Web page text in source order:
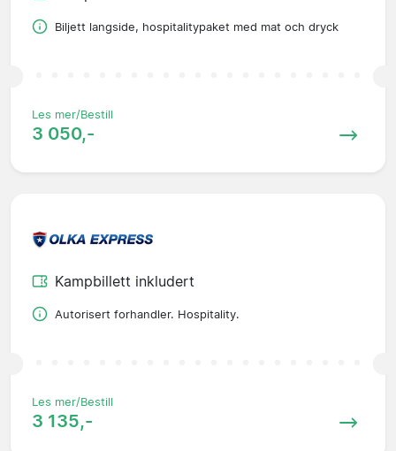
Biljett langside, hospitalitypaket med mat och dryck
Les mer/Bestill
3 050,-
Kampbillett inkludert
Autorisert forhandler. Hospitality.
Les mer/Bestill
3 135,-